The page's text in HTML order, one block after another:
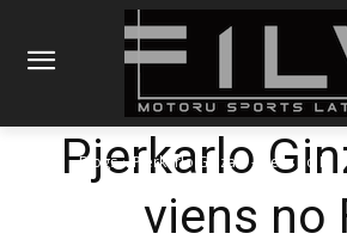
Blogs Pjerkarlo Ginzani - viens no F1
Pjerkarlo
viens no